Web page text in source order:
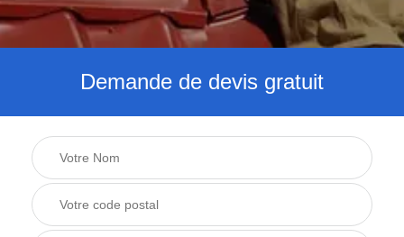
Demande de devis gratuit